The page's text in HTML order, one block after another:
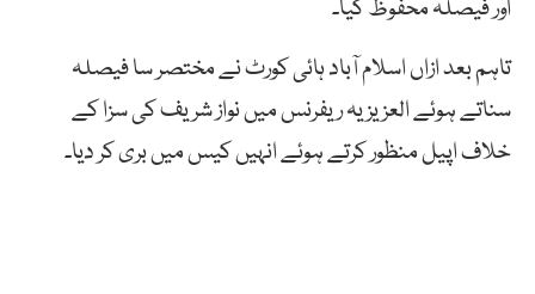
اور فیصلہ محفوظ کیا۔
تاہم بعد ازاں اسلام آباد ہائی کورٹ نے مختصر سا فیصلہ
سناتے ہوئے العزیزیہ ریفرنس میں نواز شریف کی سزا کے
خلاف اپیل منظور کرتے ہوئے انہیں کیس میں بری کر دیا۔